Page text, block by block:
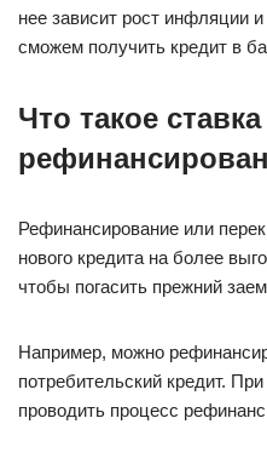
нее зависит рост инфляции
сможем получить кредит в
Что такое ставка
Рефинансирование или
нового кредита на более
чтобы погасить прежний
Например, можно
потребительский кредит.
проводить процесс